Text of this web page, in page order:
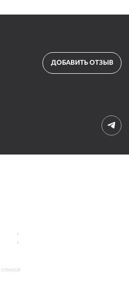
ДОБАВИТЬ ОТЗЫВ
СПОНСОР
Профессионализм
сотрудников